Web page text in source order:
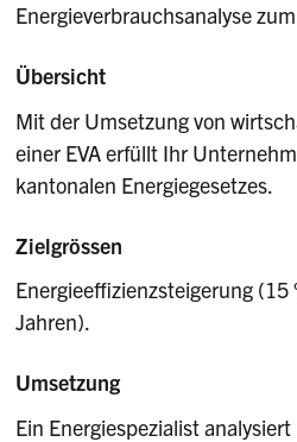
Energieverbrauchsanalyse
Übersicht
Mit der Umsetzung von
einer EVA erfüllt Ihr
kantonalen Energiegesetzes.
Zielgrössen
Energieeffizienzsteigerung (15
Jahren).
Umsetzung
Ein Energiespezialist